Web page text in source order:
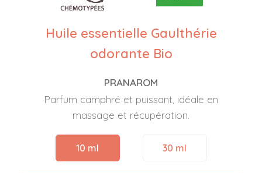
Huile essentielle Gaulthérie
odorante Bio
PRANAROM
Parfum camphré et puissant, idéale en
massage et récupération.
10 ml 30 ml